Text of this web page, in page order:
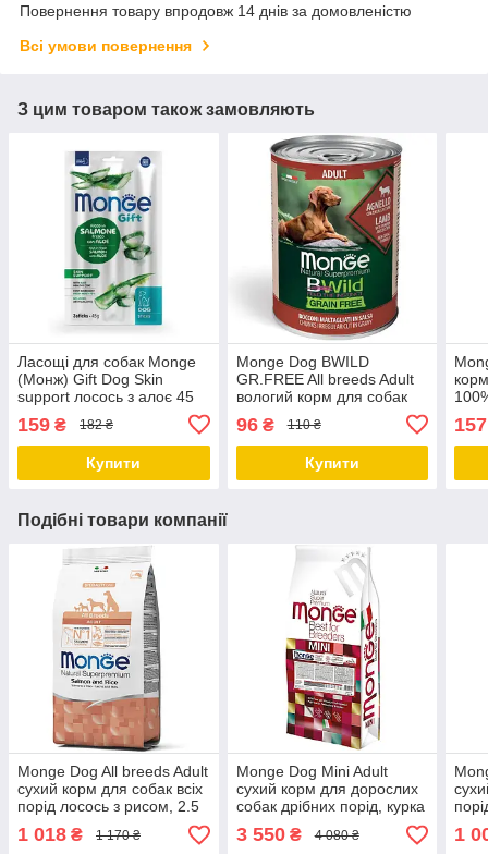
Повернення товару впродовж 14 днів за домовленістю
Всі умови повернення
З цим товаром також замовляють
Ласощі для собак Monge
(Монж) Gift Dog Skin
support лосось з алоє 45
159 ₴ 182 ₴
Купити
Monge Dog BWILD
GR.FREE All breeds Adult
вологий корм для собак
цукіні 0.4 КГ
96₴ 110 ₴
Купити
157
Подібні товари компанії
Monge Dog All breeds Adult
сухий корм для собак всіх
порід лосось з рисом, 2.5
КГ
1 018 ₴ 1 170 ₴
Monge Dog Mini Adult
сухий корм для дорослих
собак дрібних порід, курка
з рисом, 15 КГ
3 550₴ 4 080 ₴ 1